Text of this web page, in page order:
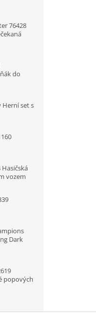
76428
do
Herní set s
Hasičská
vozem
Dark
popových